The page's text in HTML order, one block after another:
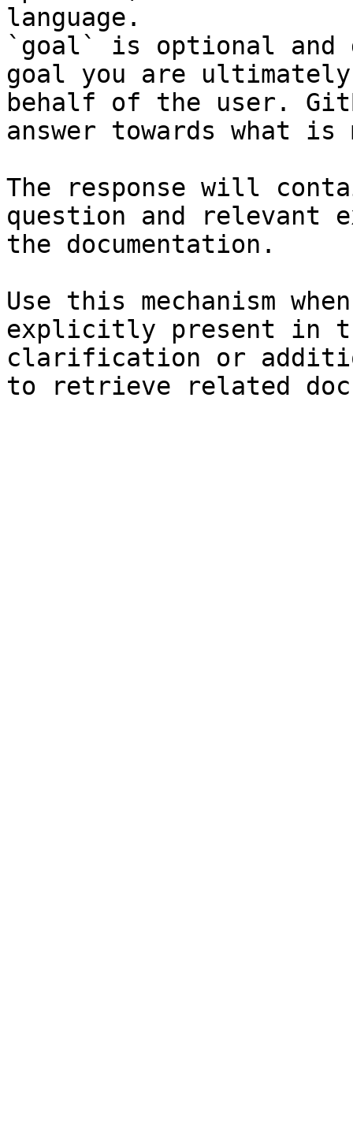
language.
`goal` is optional and
goal you are
behalf of the user.
answer towards what
The response will
question and relevant
the documentation.
Use this mechanism
explicitly present in
clarification or